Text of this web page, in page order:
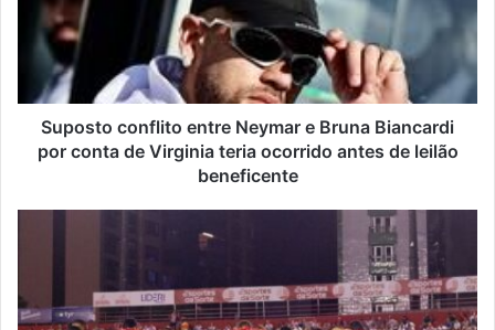
Suposto conflito entre Neymar e Bruna Biancardi
por conta de Virginia teria ocorrido antes de leilão
beneficente